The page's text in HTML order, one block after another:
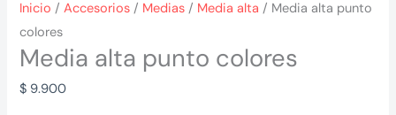
Inicio /Accesorios / Medias / Media alta / Media alta punto
colores
Media alta punto colores
$ 9.900